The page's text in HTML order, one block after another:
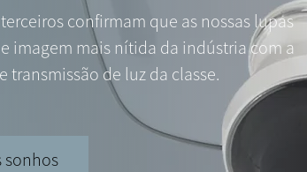
confirmam que as nossas lupas
imagem mais nítida da indústria com a
transmissão de luz da classe.
sonhos